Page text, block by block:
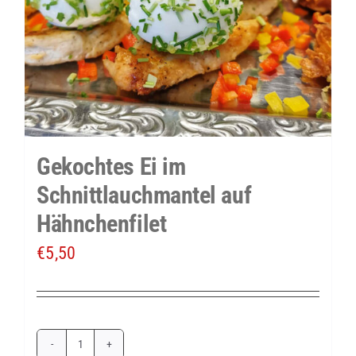
Gekochtes Ei im
Schnittlauchmantel auf
Hähnchenfilet
€5,50